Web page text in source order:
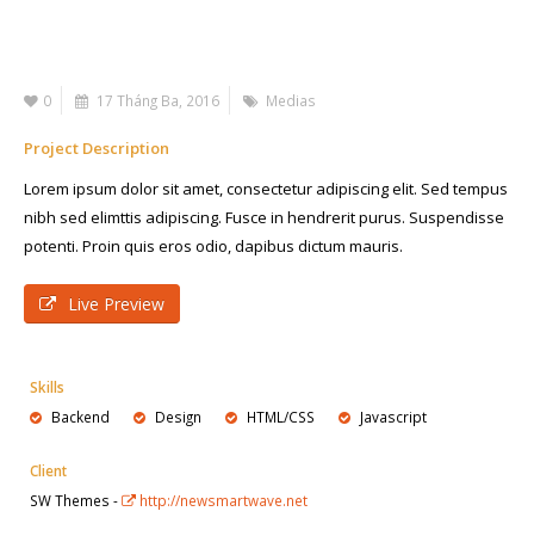
0 17 Tháng Ba, 2016 Medias
Project Description
Lorem ipsum dolor sit amet, consectetur adipiscing elit. Sed tempus
nibh sed elimttis adipiscing. Fusce in hendrerit purus. Suspendisse
potenti. Proin quis eros odio, dapibus dictum mauris.
Live Preview
Skills
Backend
Design HTML/CSS Javascript
Client
SW Themes -
http://newsmartwave.net